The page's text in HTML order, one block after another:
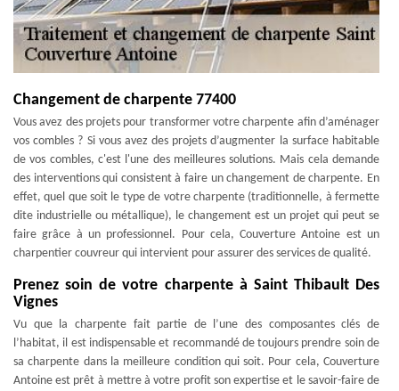
Changement de charpente 77400
Vous avez des projets pour transformer votre charpente afin d’aménager
vos combles ? Si vous avez des projets d’augmenter la surface habitable
de vos combles, c'est l'une des meilleures solutions. Mais cela demande
des interventions qui consistent à faire un changement de charpente. En
effet, quel que soit le type de votre charpente (traditionnelle, à fermette
dite industrielle ou métallique), le changement est un projet qui peut se
faire grâce à un professionnel. Pour cela, Couverture Antoine est un
charpentier couvreur qui intervient pour assurer des services de qualité.
Prenez soin de votre charpente à Saint Thibault Des
Vignes
Vu que la charpente fait partie de l’une des composantes clés de
l’habitat, il est indispensable et recommandé de toujours prendre soin de
sa charpente dans la meilleure condition qui soit. Pour cela, Couverture
Antoine est prêt à mettre à votre profit son expertise et le savoir-faire de